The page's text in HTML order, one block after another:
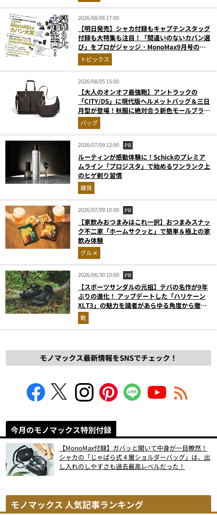
2026/08/06 17:00
【明日発売】シャカ付録もキャプテンスタッグ
付録も大特集も注目！「間違いのないカバン選
び」をプロがジャッジ・MonoMax9月号の目
次を公開
トピックス
2026/08/05 15:00
【大人のオンオフ最強鞄】アントラックの
「CITY/DS」に現代版ヘルメットバッグ＆三日
月型が登場！秋服に絶対合う新色モールブラウ
ンが傑作
バッグ
2026/07/09 12:00 PR
ルーティンが感動体験に！Schickのプレミア
ムライン「プロジスタ」で始めるワンランク上
のヒゲ剃り習慣
雑貨
2026/07/09 10:00 PR
【家飲みおつまみはこれ一択】おつまみスナッ
ク不二家「ホームサクッと」で簡単＆極上の家
飲み体験
グルメ
2026/06/30 10:00 PR
【スポーツサンダルの元祖】テバの名作が9年
ぶりの進化！ アップデートした「ハリケーン
XLT3」の魅力を識者があらゆる角度から徹底
解説！
靴
モノマックス最新情報をSNSでチェック！
今月のモノマックス特別付録
【MonoMax付録】ガバッと開いて中身が一目瞭然！
シャカの「じゃばら式４層ショルダーバッグ」は、出
し入れのしやすさも過去最高レベルだった！
モノマックス 人気記事ランキング